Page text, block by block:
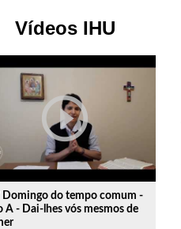
Vídeos IHU
play_circle_outline
Domingo do tempo comum -
A - Dai-lhes vós mesmos de